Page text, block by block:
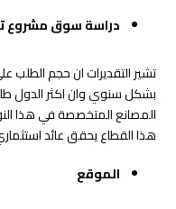
دراسة سوق مشروع
بشكل سنوي وان اكثر الدول
المصانع المتخصصة في هذا
هذا القطاع يحقق عائد
الموقع